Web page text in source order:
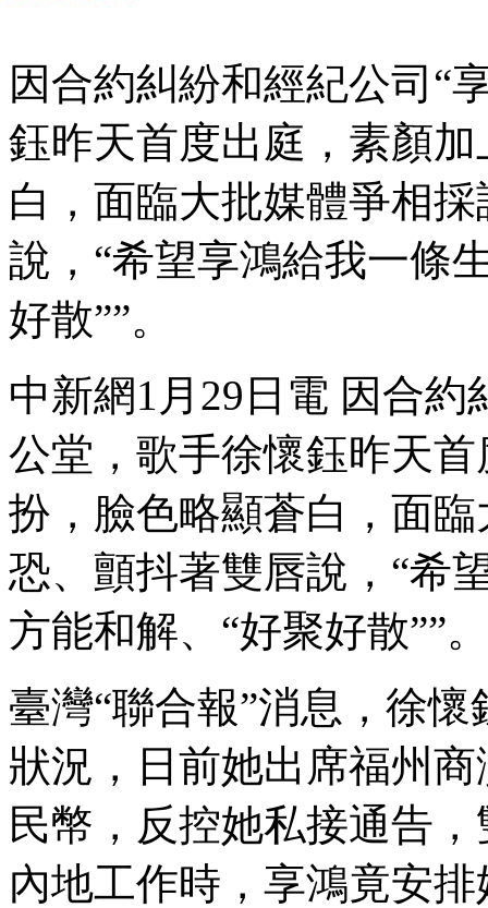
因合約糾紛和經紀公司“
鈺昨天首度出庭，素顏
白，面臨大批媒體爭相
說，“希望享鴻給我一條
好散””。
中新網1月29日電 因合約
公堂，歌手徐懷鈺昨天
扮，臉色略顯蒼白，面
恐、顫抖著雙唇說，“希
方能和解、“好聚好散””。
臺灣“聯合報”消息，徐
狀況，日前她出席福州
民幣，反控她私接通告
內地工作時，享鴻竟安